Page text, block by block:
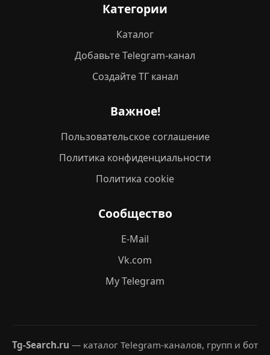
Категории
Каталог
Добавьте Telegram-канал
Создайте ТГ канал
Важное!
Пользовательское соглашение
Политика конфиденциальности
Политика cookie
Сообщество
E-Mail
Vk.com
My Telegram
Tg-Search.ru — каталог Telegram-каналов, групп и бот